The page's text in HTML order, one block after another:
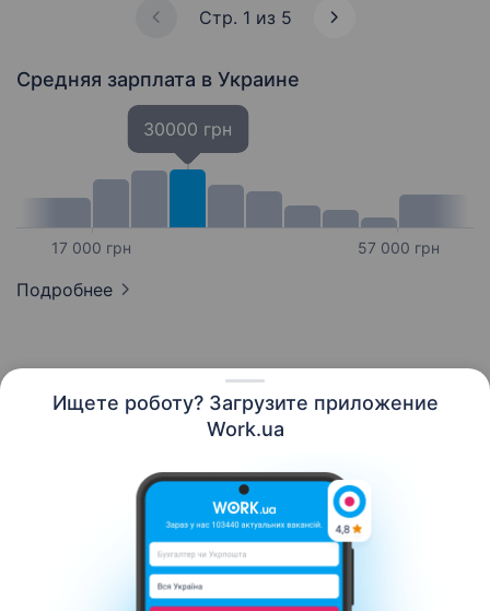
Ищете роботу? Загрузите приложение
Work.ua
Стр. 1 из 5
Средняя зарплата в Украине
17 000 грн
30000 грн
57 000 грн
Подробнее
Контакты О нас Карьера